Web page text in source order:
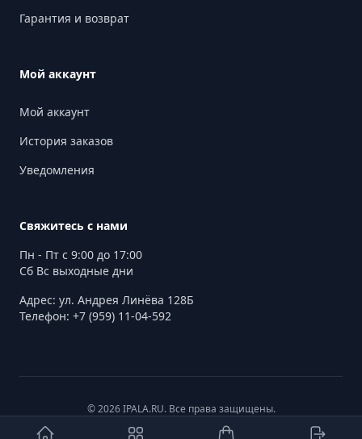
Гарантия и возврат
Мой аккаунт
Мой аккаунт
История заказов
Уведомления
Свяжитесь с нами
Пн - Пт с 9:00 до 17:00
Сб Вс выходные дни
Адрес: ул. Андрея Линёва 128Б
Телефон: +7 (959) 11-04-592
© 2026 IPALA.RU. Все права защищены.